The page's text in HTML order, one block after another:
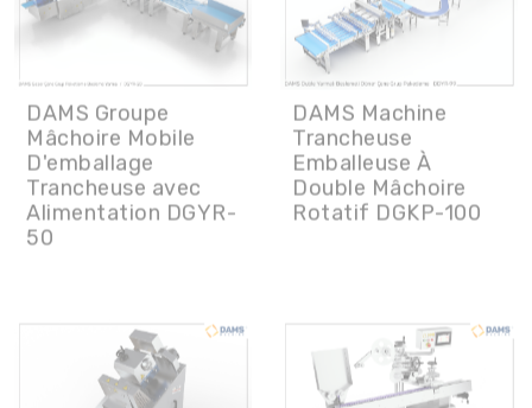
DAMS Groupe
Trancheuse avec
Alimentation DGYR-
50
DAMS Machine
Trancheuse
Double Mâchoire
Rotatif DGKP-100